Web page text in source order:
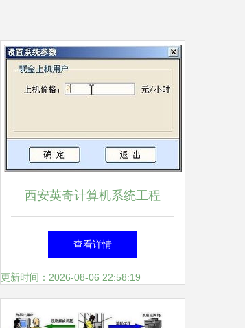
西安英奇计算机系统工程
—— 校园机房管理系统，助
力智慧校园建设
查看详情
更新时间：2026-08-06 22:58:19